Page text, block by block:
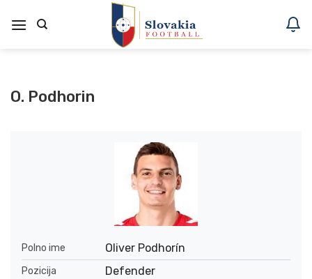
na
O. Podhorin
Polno ime Oliver Podhorín
Pozicija Defender